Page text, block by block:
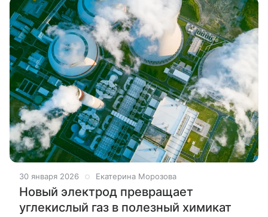
30 января 2026 Екатерина Морозова
Новый электрод превращает
углекислый газ в полезный химикат